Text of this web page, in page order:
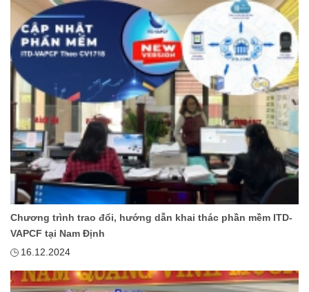
Chương trình trao đổi, hướng dẫn khai thác phần mềm ITD-
VAPCF tại Nam Định
16.12.2024